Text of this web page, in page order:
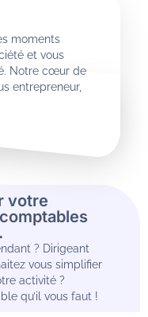
moments
et vous
Notre cœur de
entrepreneur,
votre
? Dirigeant
vous simplifier
activité ?
qu’il vous faut !